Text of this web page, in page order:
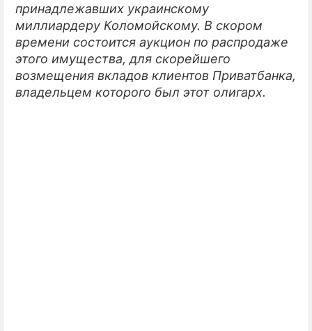
ЭКОНОМИКА
ПРОИСШЕСТВИЯ
СОННИК
СТИЛЬ ЖИЗНИ
принадлежавших украинскому
миллиардеру Коломойскому. В скором
времени состоится аукцион по распродаже
этого имущества, для скорейшего
возмещения вкладов клиентов Приватбанка,
владельцем которого был этот олигарх.